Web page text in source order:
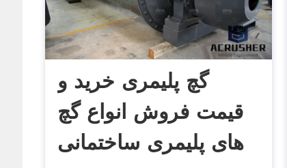
گچ پلیمری خرید و
قیمت فروش انواع گچ
های پلیمری ساختمانی